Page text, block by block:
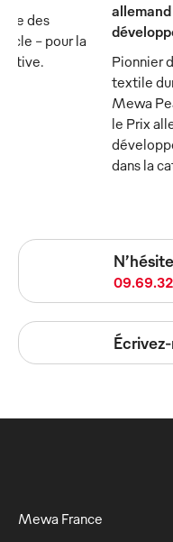
des
- pour la
allemand
Pionnier
textile
Mewa
le Prix
dans la
Mewa France